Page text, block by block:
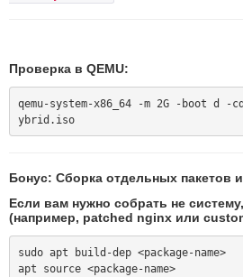
Проверка в QEMU:
qemu-system-x86_64 -m 2G -boot d -
ybrid.iso
Бонус: Сборка отдельных пакетов
Если вам нужно собрать не
(например, patched nginx или
sudo apt build-dep <package-name>
apt source <package-name>